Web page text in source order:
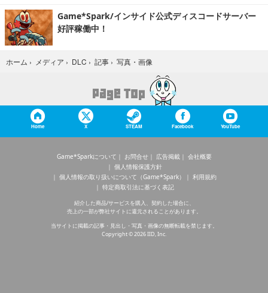
Game*Spark/インサイド公式ディスコードサーバー
好評稼働中！
ホーム › メディア › DLC › 記事 › 写真・画像
Home X STEAM Facebook YouTube
Game*Sparkについて お問合せ 広告掲載
会社概要
個人情報保護方針
個人情報の取り扱いについて（Game*Spark）
利用規約
特定商取引法に基づく表記
紹介した商品/サービスを購入、契約した場合に、
売上の一部が弊社サイトに還元されることがあります。
当サイトに掲載の記事・見出し・写真・画像の無断転載を禁じます。
Copyright © 2026 IID, Inc.